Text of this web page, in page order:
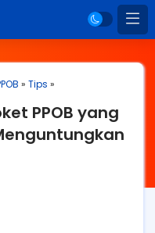
» Tips »
PPOB yang